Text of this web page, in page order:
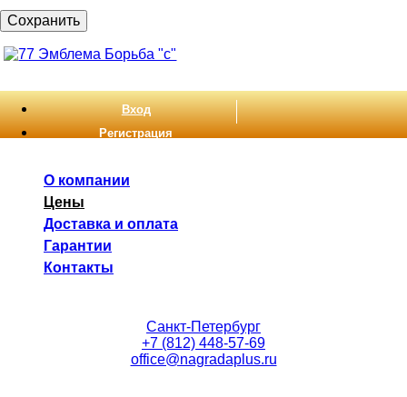
Сохранить
Вход
Регистрация
О компании
Цены
Доставка и оплата
Гарантии
Контакты
Санкт-Петербург
+7 (812) 448-57-69
office@nagradaplus.ru